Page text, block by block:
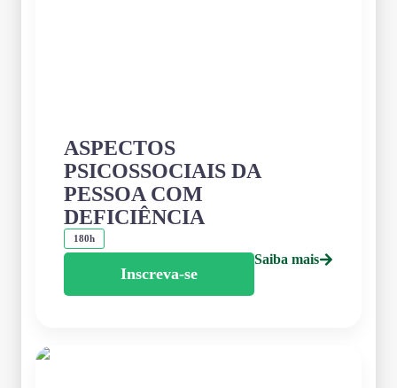
ASPECTOS
PSICOSSOCIAIS DA
PESSOA COM
DEFICIÊNCIA
180h
Inscreva-se
Saiba mais